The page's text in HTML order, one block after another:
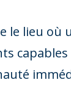
le lieu où